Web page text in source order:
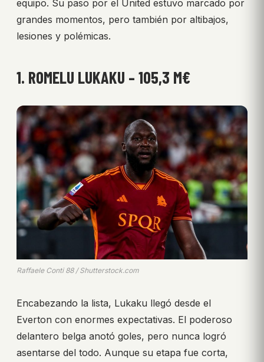
equipo. Su paso por el United estuvo marcado por
grandes momentos, pero también por altibajos,
lesiones y polémicas.
1. ROMELU LUKAKU – 105,3 M€
Raffaele Conti 88 / Shutterstock.com
Encabezando la lista, Lukaku llegó desde el
Everton con enormes expectativas. El poderoso
delantero belga anotó goles, pero nunca logró
asentarse del todo. Aunque su etapa fue corta,